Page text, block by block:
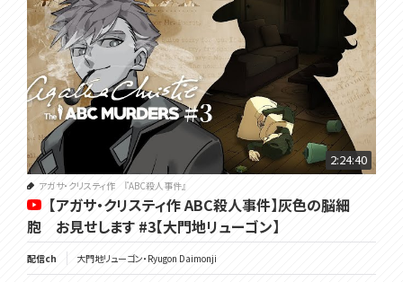
2:24:40
アガサ・クリスティ作 『ABC殺人事件』
【アガサ・クリスティ作 ABC殺人事件】灰色の脳細
胞 お見せします #3【大門地リューゴン】
配信ch 大門地リューゴン・Ryugon Daimonji